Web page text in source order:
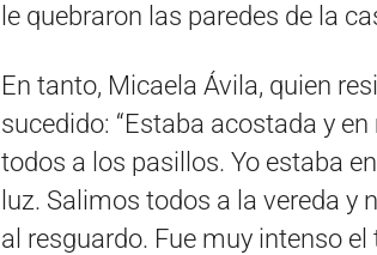
le quebraron las paredes de la
En tanto, Micaela Ávila, quien
sucedido: “Estaba acostada y
todos a los pasillos. Yo estaba
luz. Salimos todos a la vereda y
al resguardo. Fue muy intenso